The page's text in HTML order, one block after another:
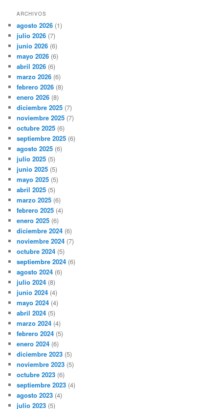
ARCHIVOS
agosto 2026 (1)
julio 2026 (7)
junio 2026 (6)
mayo 2026 (6)
abril 2026 (6)
marzo 2026 (6)
febrero 2026 (8)
enero 2026 (8)
diciembre 2025 (7)
noviembre 2025 (7)
octubre 2025 (6)
septiembre 2025 (6)
agosto 2025 (6)
julio 2025 (5)
junio 2025 (5)
mayo 2025 (5)
abril 2025 (5)
marzo 2025 (6)
febrero 2025 (4)
enero 2025 (6)
diciembre 2024 (6)
noviembre 2024 (7)
octubre 2024 (5)
septiembre 2024 (6)
agosto 2024 (6)
julio 2024 (8)
junio 2024 (4)
mayo 2024 (4)
abril 2024 (5)
marzo 2024 (4)
febrero 2024 (5)
enero 2024 (6)
diciembre 2023 (5)
noviembre 2023 (5)
octubre 2023 (6)
septiembre 2023 (4)
agosto 2023 (4)
julio 2023 (5)